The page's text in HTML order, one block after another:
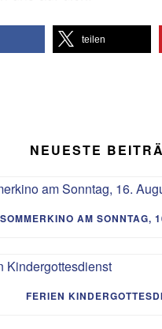
teilen
NEUESTE
SOMMERKINO AM SONNTAG,
FERIEN